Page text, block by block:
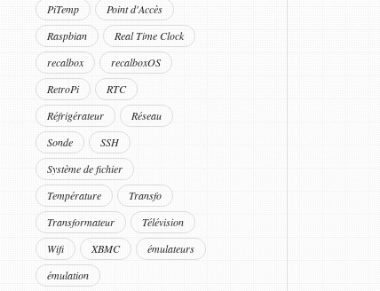
PiTemp
Point d'Accès
Raspbian
Real Time Clock
recalbox
recalboxOS
RetroPi
RTC
Réfrigérateur
Réseau
Sonde
SSH
Système de fichier
Température
Transfo
Transformateur
Télévision
Wifi
XBMC
émulateurs
émulation